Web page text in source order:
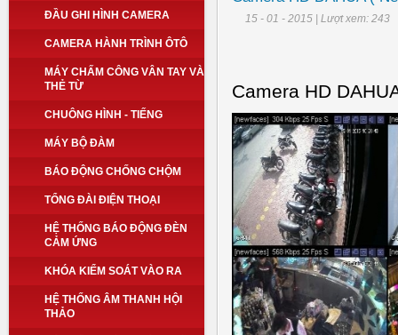
ĐẦU GHI HÌNH CAMERA
CAMERA HÀNH TRÌNH ÔTÔ
MÁY CHẤM CÔNG VÂN TAY VÀ
THẺ TỪ
CHUÔNG HÌNH - TIẾNG
MÁY BỘ ĐÀM
BÁO ĐỘNG CHỐNG CHỘM
TỔNG ĐÀI ĐIỆN THOẠI
HỆ THỐNG BÁO ĐỘNG ĐÈN
CẢM ỨNG
KHÓA KIỂM SOÁT VÀO RA
HỆ THỐNG ÂM THANH HỘI
THẢO
15 - 01 - 2015 | Lượt xem: 243
Camera HD